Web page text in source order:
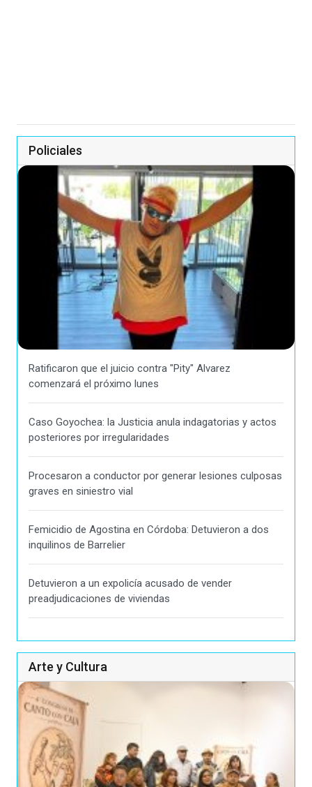
Policiales
Ratificaron que el juicio contra "Pity" Alvarez
comenzará el próximo lunes
Caso Goyochea: la Justicia anula indagatorias y actos
posteriores por irregularidades
Procesaron a conductor por generar lesiones culposas
graves en siniestro vial
Femicidio de Agostina en Córdoba: Detuvieron a dos
inquilinos de Barrelier
Detuvieron a un expolicía acusado de vender
preadjudicaciones de viviendas
Arte y Cultura